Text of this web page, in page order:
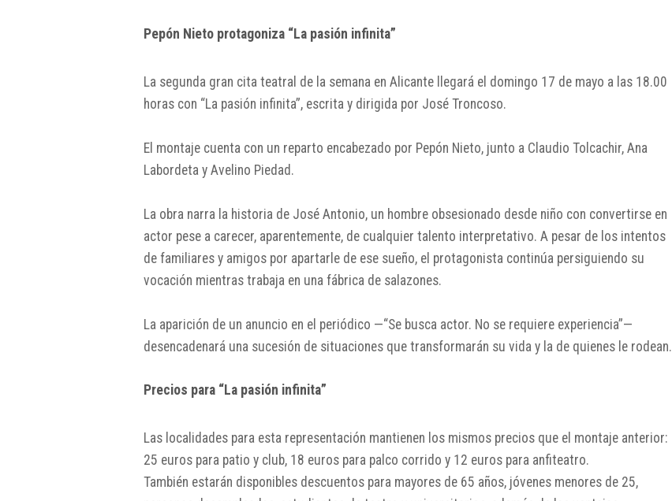
Pepón Nieto protagoniza “La pasión infinita”
La segunda gran cita teatral de la semana en Alicante llegará el domingo 17 de mayo a las 18.00
horas con “La pasión infinita”, escrita y dirigida por José Troncoso.
El montaje cuenta con un reparto encabezado por Pepón Nieto, junto a Claudio Tolcachir, Ana
Labordeta y Avelino Piedad.
La obra narra la historia de José Antonio, un hombre obsesionado desde niño con convertirse en
actor pese a carecer, aparentemente, de cualquier talento interpretativo. A pesar de los intentos
de familiares y amigos por apartarle de ese sueño, el protagonista continúa persiguiendo su
vocación mientras trabaja en una fábrica de salazones.
La aparición de un anuncio en el periódico —“Se busca actor. No se requiere experiencia”—
desencadenará una sucesión de situaciones que transformarán su vida y la de quienes le rodean.
Precios para “La pasión infinita”
Las localidades para esta representación mantienen los mismos precios que el montaje anterior:
25 euros para patio y club, 18 euros para palco corrido y 12 euros para anfiteatro.
También estarán disponibles descuentos para mayores de 65 años, jóvenes menores de 25,